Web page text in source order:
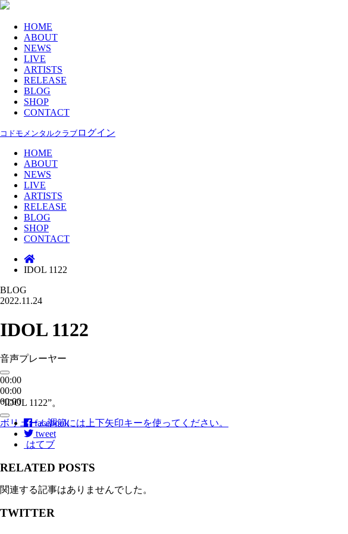
HOME
ABOUT
NEWS
LIVE
ARTISTS
RELEASE
BLOG
SHOP
CONTACT
コドモメンタルクラブ ログイン
HOME
ABOUT
NEWS
LIVE
ARTISTS
RELEASE
BLOG
SHOP
CONTACT
IDOL 1122
BLOG
2022.11.24
IDOL 1122
音声プレーヤー
00:00
00:00
00:00
ボリューム調節には上下矢印キーを使ってください。
“IDOL 1122”。
facebook
tweet
はてブ
RELATED POSTS
関連する記事はありませんでした。
TWITTER